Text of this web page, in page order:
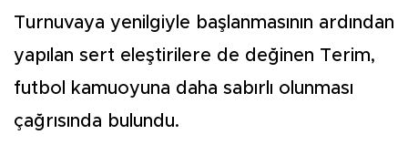
Turnuvaya yenilgiyle başlanmasının ardından
yapılan sert eleştirilere de değinen Terim,
futbol kamuoyuna daha sabırlı olunması
çağrısında bulundu.